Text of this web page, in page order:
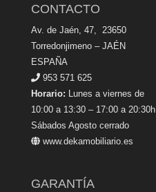
CONTACTO
Av. de Jaén, 47, 23650
Torredonjimeno – JAÉN
ESPAÑA
953 571 625
Horario: Lunes a viernes de
10:00 a 13:30 – 17:00 a 20:30h
Sábados Agosto cerrado
www.dekamobiliario.es
GARANTÍA